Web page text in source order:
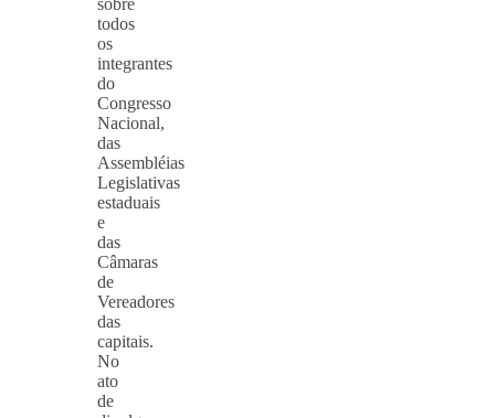
todos
os
integrantes
do
Congresso
Nacional,
das
Assembléias
Legislativas
estaduais
e
das
Câmaras
de
Vereadores
das
capitais.
No
ato
de